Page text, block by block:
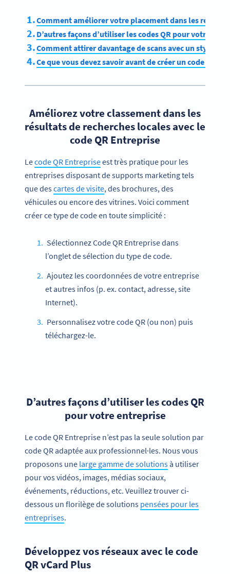
Comment améliorer votre placement dans les
D’autres façons d’utiliser les codes QR pour votre
Comment attirer davantage de scans avec un style
Ce que vous devez savoir avant de créer un code QR
Améliorez votre classement dans les
résultats de recherches locales avec le
code QR Entreprise
Lecode QR Entrepriseest très pratique pour les
entreprises disposant de supports marketing tels
que descartes de visite, des brochures, des
véhicules ou encore des vitrines. Voici comment
créer ce type de code en toute simplicité :
Sélectionnez Code QR Entreprise dans
l’onglet de sélection du type de code.
Ajoutez les coordonnées de votre entreprise
et autres infos (p. ex. contact, adresse, site
Internet).
Personnalisez votre code QR (ou non) puis
téléchargez-le.
D’autres façons d’utiliser les codes QR
pour votre entreprise
Le code QR Entreprise n’est pas la seule solution par
code QR adaptée aux professionnel·les. Nous vous
proposons une large gamme de solutionsà utiliser
pour vos vidéos, images, médias sociaux,
événements, réductions, etc. Veuillez trouver ci-
dessous un florilège de solutions pensées pour les
entreprises.
Développez vos réseaux avec le code
QR vCard Plus